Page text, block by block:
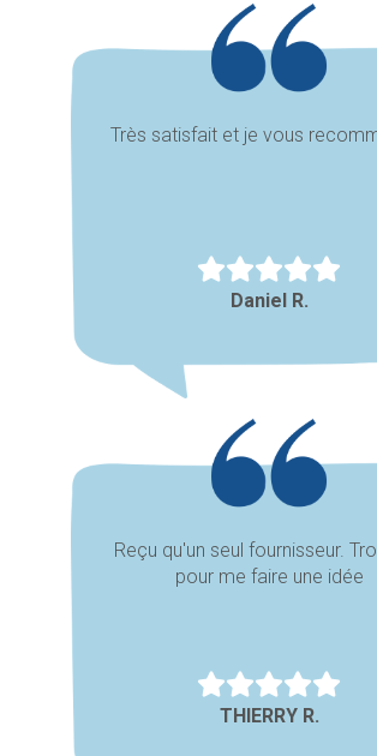
Très satisfait et je vous
Daniel R.
Reçu qu'un seul fournisseur.
pour me faire une idée
THIERRY R.